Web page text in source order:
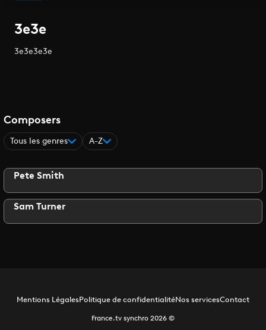
3e3e
3e3e3e3e
Composers
Tous les genres A-Z
Pete Smith
Sam Turner
Mentions LégalesPolitique de confidentialitéNos servicesContact
France.tv synchro 2026 ©